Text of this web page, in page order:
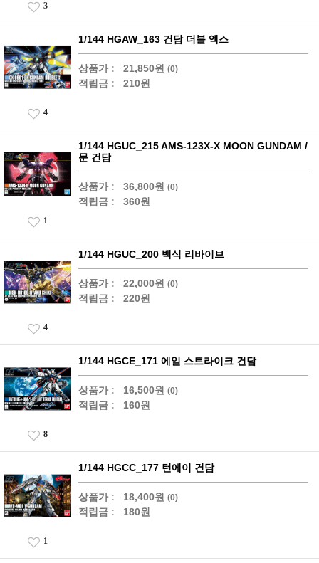
3
1/144 HGAW_163 건담 더블 엑스
상품가 : 21,850원 (0)
적립금 : 210원
4
1/144 HGUC_215 AMS-123X-X MOON GUNDAM /
문 건담
상품가 : 36,800원 (0)
적립금 : 360원
1
1/144 HGUC_200 백식 리바이브
상품가 : 22,000원 (0)
적립금 : 220원
4
1/144 HGCE_171 에일 스트라이크 건담
상품가 : 16,500원 (0)
적립금 : 160원
8
1/144 HGCC_177 턴에이 건담
상품가 : 18,400원 (0)
적립금 : 180원
1